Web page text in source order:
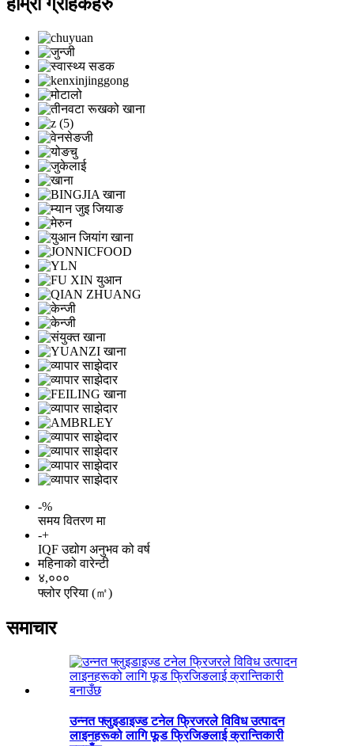
-%
समय वितरण मा
-+
IQF उद्योग अनुभव को वर्ष
महिनाको वारेन्टी
४,०००
फ्लोर एरिया (㎡)
समाचार
उन्नत फ्लुइडाइज्ड टनेल फ्रिजरले विविध उत्पादन
लाइनहरूको लागि फूड फ्रिजिङलाई क्रान्तिकारी